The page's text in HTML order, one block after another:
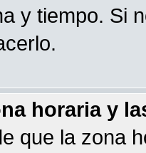
y tiempo. Si
horaria y
que la zona